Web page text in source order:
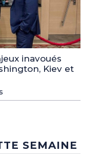
inavoués
Kiev et
SEMAINE